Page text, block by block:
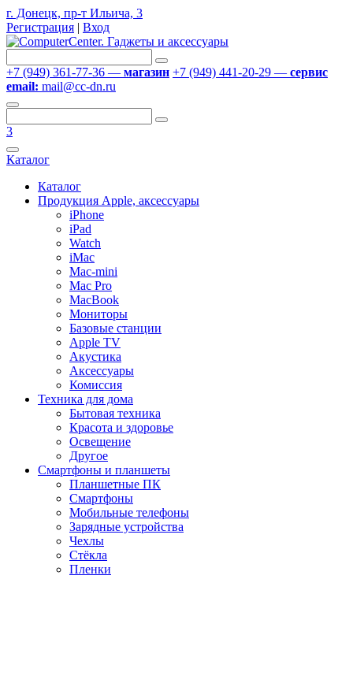
г. Донецк, пр-т Ильича, 3
Регистрация | Вход
+7 (949) 361-77-36 — магазин +7 (949) 441-20-29 — сервис
email: mail@cc-dn.ru
3
Каталог
Каталог
Продукция Apple, аксессуары
iPhone
iPad
Watch
iMac
Mac-mini
Mac Pro
MacBook
Мониторы
Базовые станции
Apple TV
Акустика
Аксессуары
Комиссия
Техника для дома
Бытовая техника
Красота и здоровье
Освещение
Другое
Смартфоны и планшеты
Планшетные ПК
Смартфоны
Мобильные телефоны
Зарядные устройства
Чехлы
Стёкла
Пленки